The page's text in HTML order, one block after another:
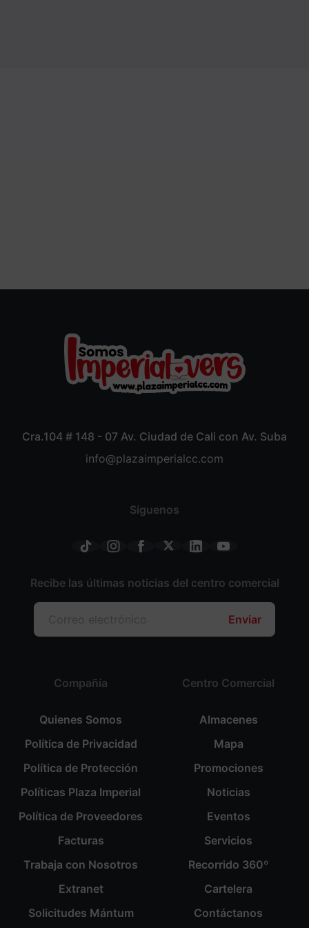
Cra.104 # 148 - 07 Av. Ciudad de Cali con Av. Suba
info@plazaimperialcc.com
Compañía
Quienes Somos
Política de Privacidad
Política de Protección
Políticas Plaza Imperial
Política de Proveedores
Facturas
Trabaja con Nosotros
Extranet
Solicitudes Mántum
Centro Comercial
Almacenes
Mapa
Promociones
Noticias
Eventos
Servicios
Recorrido 360º
Cartelera
Contáctanos
Síguenos
Recibe las últimas noticias del centro comercial
Enviar